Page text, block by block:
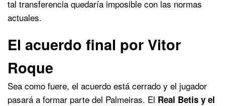
tal transferencia quedaría imposible con las normas
actuales.
El acuerdo final por Vitor
Roque
Sea como fuere, el acuerdo está cerrado y el jugador
pasará a formar parte del Palmeiras. El Real Betis y el